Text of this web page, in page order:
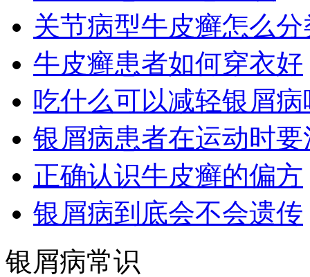
关节病型牛皮癣怎么
牛皮癣患者如何穿衣好
吃什么可以减轻银屑病
银屑病患者在运动时
正确认识牛皮癣的偏方
银屑病到底会不会遗传
银屑病常识